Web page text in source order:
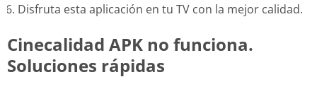
Disfruta esta aplicación en tu TV con la mejor calidad.
Cinecalidad APK no funciona.
Soluciones rápidas